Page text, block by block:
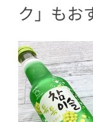
ク」もお